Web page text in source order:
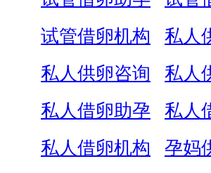
试管借卵机构
私人
私人供卵咨询
私人
私人借卵助孕
私人
私人借卵机构
孕妈